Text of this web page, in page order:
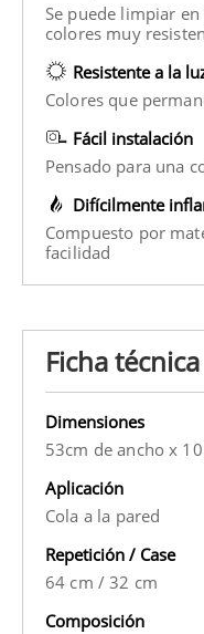
Se puede limpiar
colores muy
Resistente a la
Colores que
Fácil instalación
Pensado para una
Difícilmente
Compuesto por
facilidad
Ficha técnica
Dimensiones
53cm de ancho x
Aplicación
Cola a la pared
Repetición / Case
64 cm /32 cm
Composición